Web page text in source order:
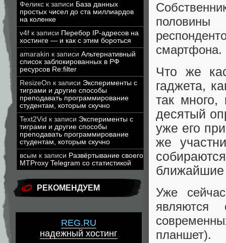
Феликс к записи База данных
простых чисел до ста миллиардов
на коленке
v4f к записи Перебор IP-адресов на
хостинге — и как с этим бороться
amarakin к записи Альтернативный
список заблокированных в РФ
ресурсов Re:filter
ResizeOn к записи Эксперименты с
тиграми и другие способы
преподавать программирование
студентам, которым скучно
Text2Vid к записи Эксперименты с
тиграми и другие способы
преподавать программирование
студентам, которым скучно
всым к записи Развёртывание своего
MTProxy Telegram со статистикой
РЕКОМЕНДУЕМ
REG.RU
надежный хостинг
смартфона.
Что же
гаджета,
так
десятый
уже его
же
ближайшие
Уже
являются
планшет).